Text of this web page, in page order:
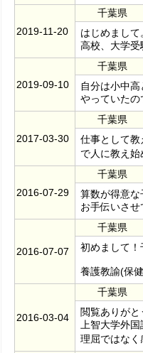
2019-11-20
千葉県
はじめまし
高校、大学
2019-09-10
千葉県
自分は小中
やっていた
2017-03-30
千葉県
仕事として
で人に教え
2016-07-29
千葉県
算数が得意
お手伝いさ
2016-07-07
千葉県
初めまして
養護教諭(保
2016-03-04
千葉県
閲覧ありが
上智大学外
理屈ではな